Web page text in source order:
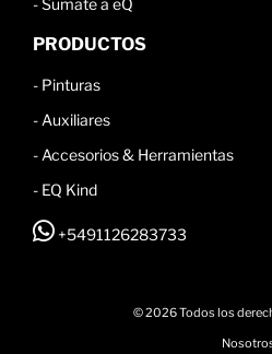
-Sumate a eQ
PRODUCTOS
- Pinturas
- Auxiliares
- Accesorios & Herramientas
- EQ Kind
+5491126283733
© 2026 Todos los